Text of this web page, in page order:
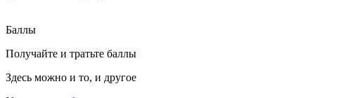
Баллы
Получайте и тратьте баллы
Здесь можно и то, и другое